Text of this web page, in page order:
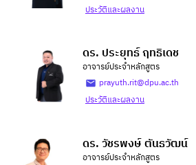
ประวัติและผลงาน
ดร. ประยุทธ์ ฤทธิเดช
อาจารย์ประจำหลักสูตร
prayuth.rit@dpu.ac.th
ประวัติและผลงาน
ดร. วัชรพงษ์ ตันธวัฒน์
อาจารย์ประจำหลักสูตร